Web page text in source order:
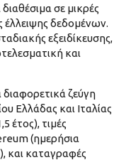
σε μικρές
δεδομένων.
εξειδίκευσης,
και
ζεύγη
Ελλάδας και Ιταλίας
έτος), τιμές
(ημερήσια
και καταγραφές